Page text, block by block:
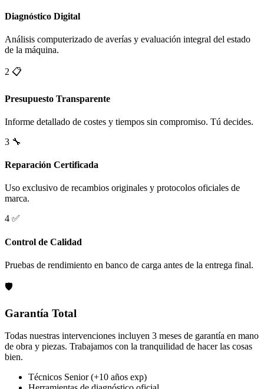
Diagnóstico Digital
Análisis computerizado de averías y evaluación integral del estado
de la máquina.
2 📋
Presupuesto Transparente
Informe detallado de costes y tiempos sin compromiso. Tú decides.
3 🔧
Reparación Certificada
Uso exclusivo de recambios originales y protocolos oficiales de
marca.
4 ✅
Control de Calidad
Pruebas de rendimiento en banco de carga antes de la entrega final.
🛡️
Garantía Total
Todas nuestras intervenciones incluyen 3 meses de garantía en mano
de obra y piezas. Trabajamos con la tranquilidad de hacer las cosas
bien.
Técnicos Senior (+10 años exp)